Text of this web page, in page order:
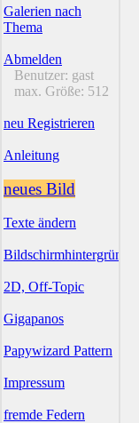
Galerien nach
Thema
Abmelden
Benutzer: gast
max. Größe: 512
neu Registrieren
Anleitung
neues Bild
Texte ändern
Bildschirmhintergründe
2D, Off-Topic
Gigapanos
Papywizard Pattern
Impressum
fremde Federn